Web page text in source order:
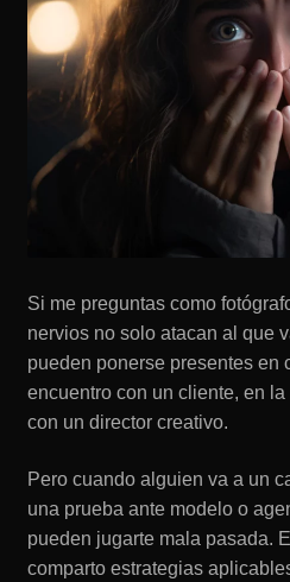
Si me preguntas como
nervios no solo atacan al que
pueden ponerse presentes en
encuentro con un cliente, en
con un director creativo.
Pero cuando alguien va a un
una prueba ante modelo o
pueden jugarte mala pasada.
comparto estrategias